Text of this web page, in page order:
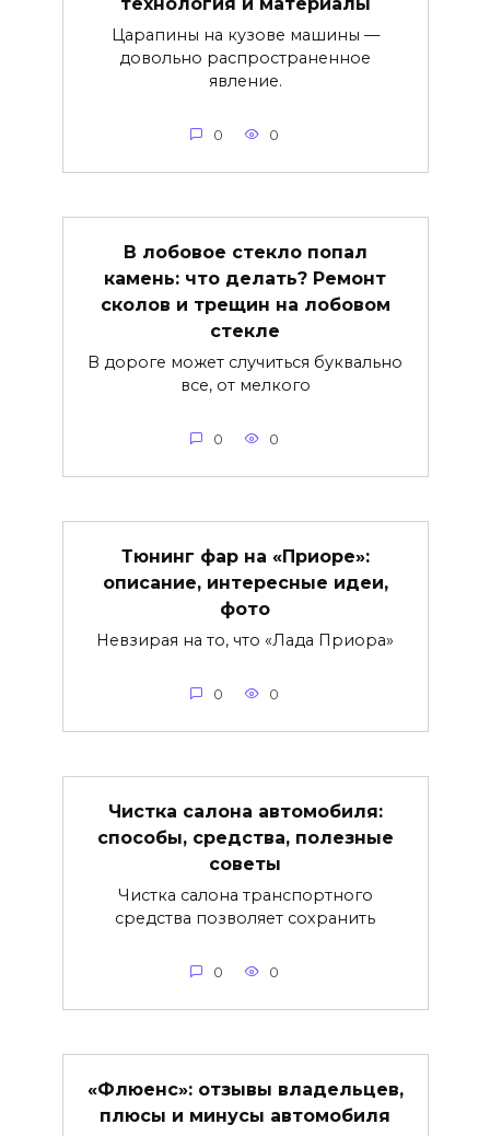
Царапины на кузове машины —
довольно распространенное
явление.
0 0
В лобовое стекло попал
камень: что делать? Ремонт
сколов и трещин на лобовом
стекле
В дороге может случиться буквально
все, от мелкого
0 0
Тюнинг фар на «Приоре»:
описание, интересные идеи,
фото
Невзирая на то, что «Лада Приора»
0 0
Чистка салона автомобиля:
способы, средства, полезные
советы
Чистка салона транспортного
средства позволяет сохранить
0 0
«Флюенс»: отзывы владельцев,
плюсы и минусы автомобиля